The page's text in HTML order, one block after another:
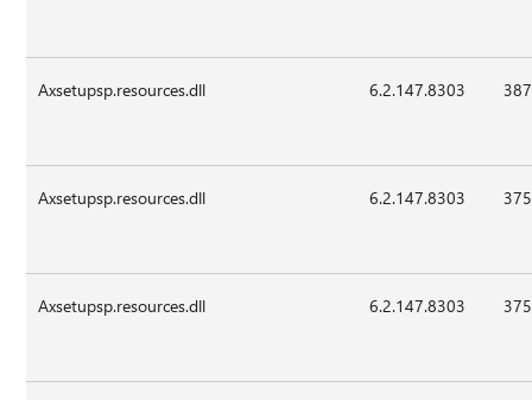
Axsetupsp.resources.dll 6.2.147.8303
Axsetupsp.resources.dll 6.2.147.8303
Axsetupsp.resources.dll 6.2.147.8303